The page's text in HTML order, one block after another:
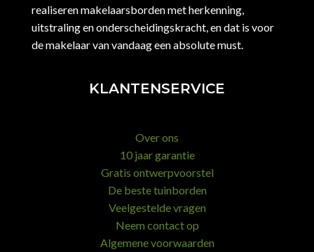
realiseren makelaarsborden met herkenning,
uitstraling en onderscheidingskracht, en dat is voor
de makelaar van vandaag een absolute must.
KLANTENSERVICE
Over ons
10 jaar garantie
Gratis ontwerpvoorstel
De beste tuinborden
Veelgestelde vragen
Neem contact op
Algemene voorwaarden